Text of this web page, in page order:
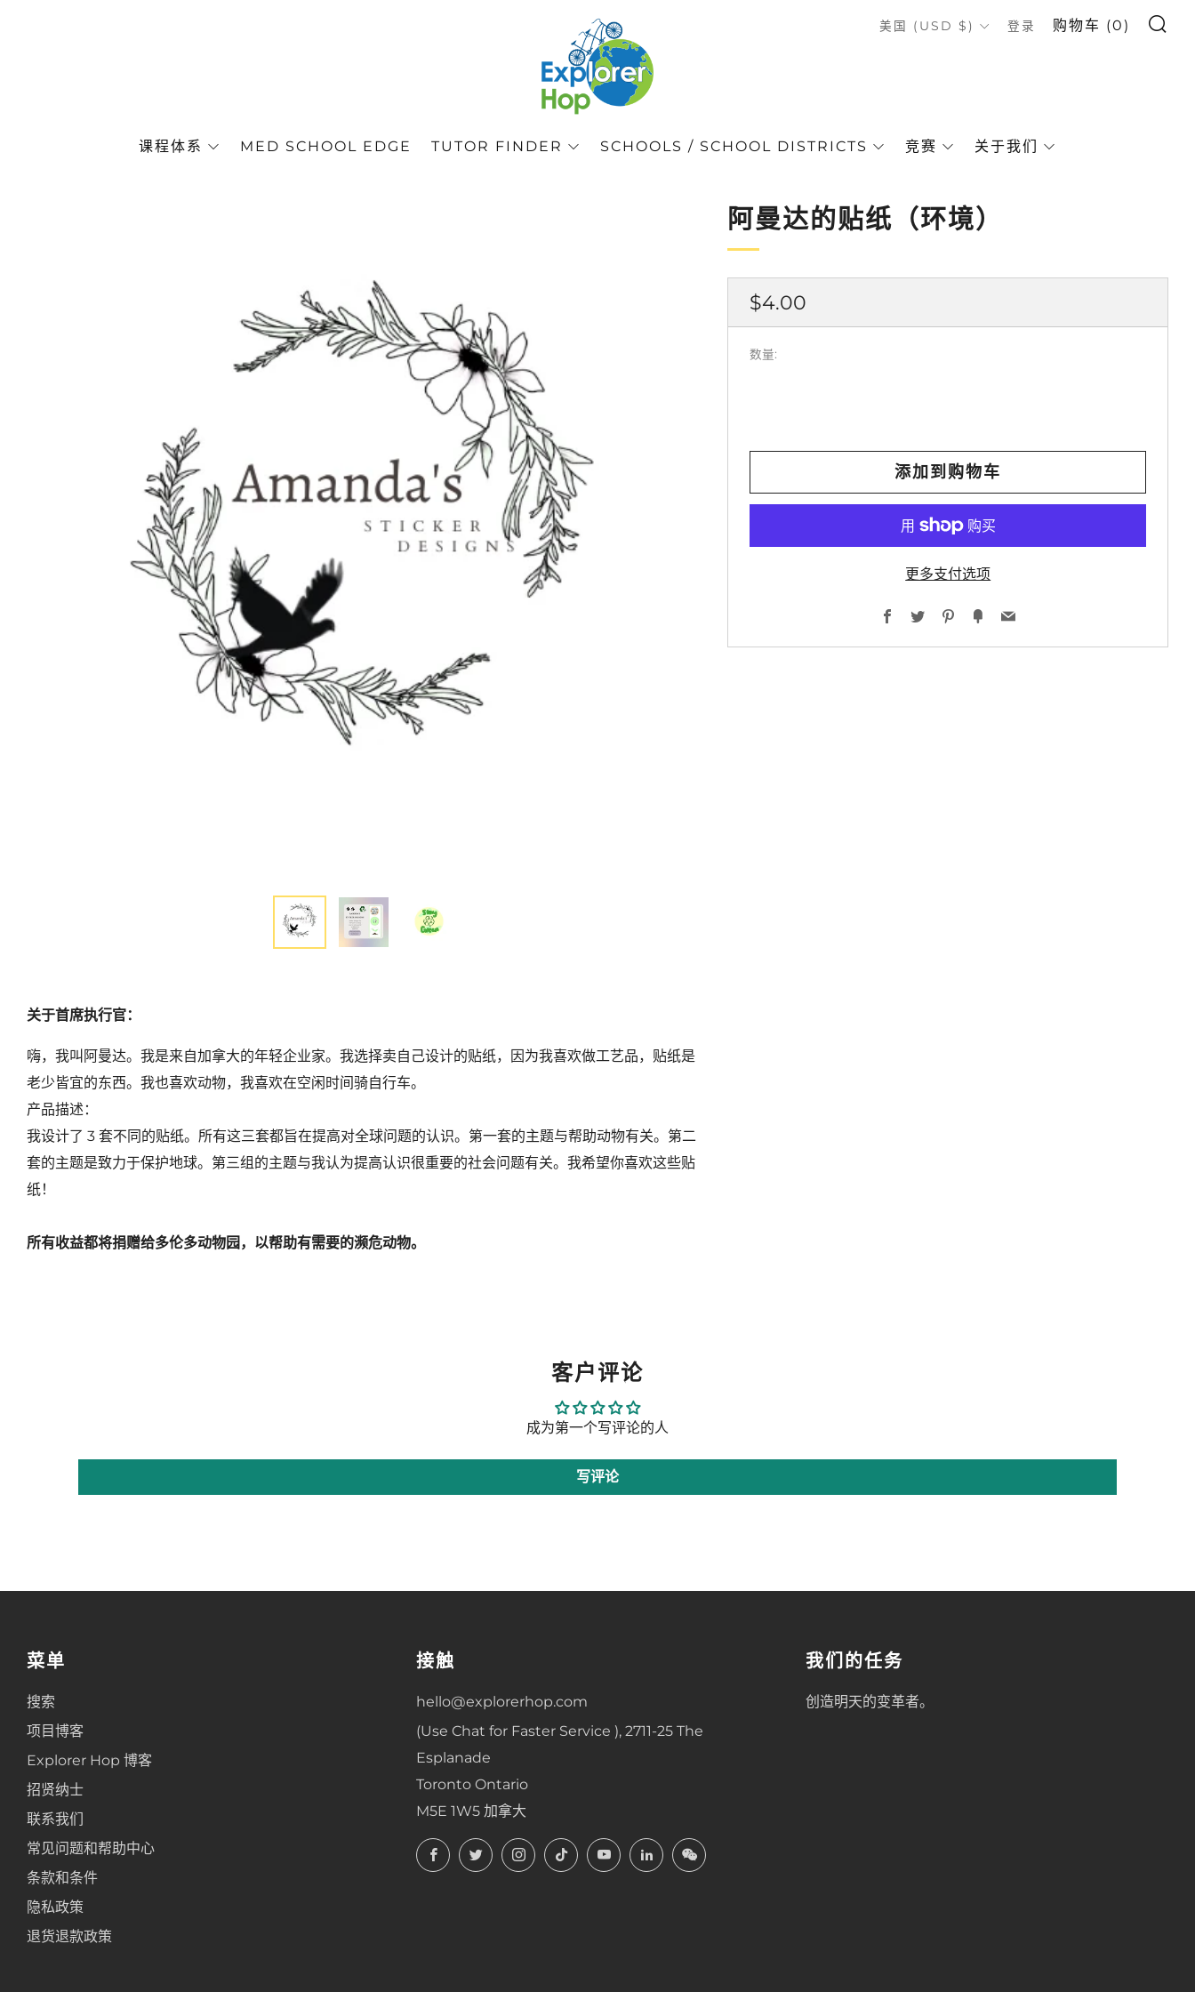
课程体系 MED SCHOOL EDGE TUTOR FINDER SCHOOLS / SCHOOL DISTRICTS 竞赛 关于我们
COUNTRY
美国 (USD $) 登录 购物车 (0)
阿曼达的贴纸（环境）
正
常
价
$4.00
数量:
添加到购物车
更多支付选项
Facebook
TwitterPinterest
Fancy
关于首席执行官：
嗨，我叫阿曼达。我是来自加拿大的年轻企业家。我选择卖自己设计的贴纸，因为我喜欢做工艺品，贴纸是
老少皆宜的东西。我也喜欢动物，我喜欢在空闲时间骑自行车。
产品描述：
我设计了 3 套不同的贴纸。所有这三套都旨在提高对全球问题的认识。第一套的主题与帮助动物有关。第二
套的主题是致力于保护地球。第三组的主题与我认为提高认识很重要的社会问题有关。我希望你喜欢这些贴
纸！
所有收益都将捐赠给多伦多动物园，以帮助有需要的濒危动物。
客户评论
成为第一个写评论的人
写评论
菜单
搜索
项目博客
Explorer Hop 博客
招贤纳士
联系我们
常见问题和帮助中心
条款和条件
隐私政策
退货退款政策
接触
hello@explorerhop.com
(Use Chat for Faster Service ), 2711-25 The
Esplanade
Toronto Ontario
M5E 1W5 加拿大
FacebookTwitterInstagram
TikTokYouTubeLinkedInLinkedIn
我们的任务
创造明天的变革者。